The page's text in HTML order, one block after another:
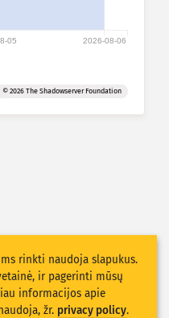
05 2026-08-06
© 2026 The Shadowserver Foundation
rinkti naudoja slapukus.
ir pagerinti mūsų
informacijos apie
žr. privacy policy.